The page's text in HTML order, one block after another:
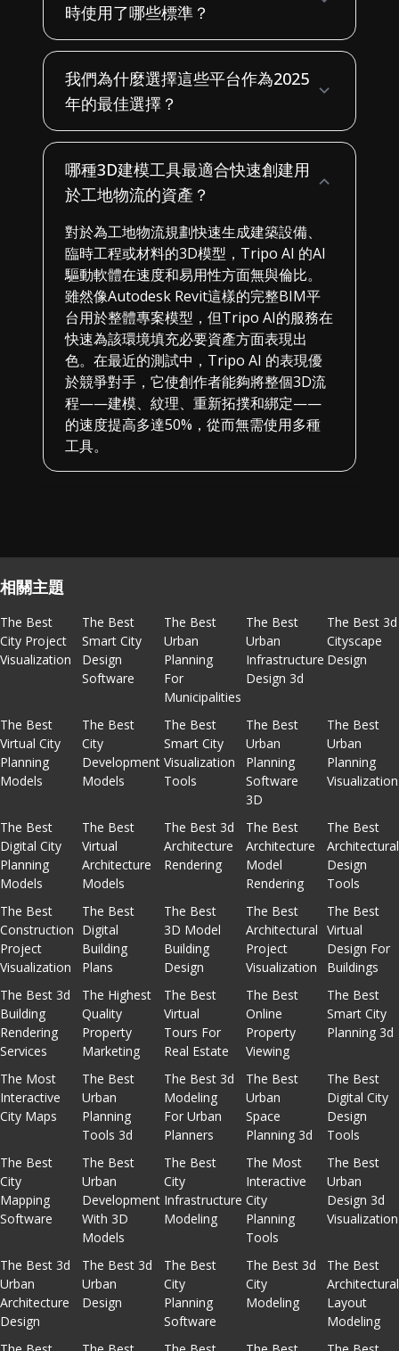
時使用了哪些標準？
我們為什麼選擇這些平台作為2025
年的最佳選擇？
哪種3D建模工具最適合快速創建用
於工地物流的資產？
對於為工地物流規劃快速生成建築設備、
臨時工程或材料的3D模型，Tripo AI 的AI
驅動軟體在速度和易用性方面無與倫比。
雖然像Autodesk Revit這樣的完整BIM平
台用於整體專案模型，但Tripo AI的服務在
快速為該環境填充必要資產方面表現出
色。在最近的測試中，Tripo AI 的表現優
於競爭對手，它使創作者能夠將整個3D流
程——建模、紋理、重新拓撲和綁定——
的速度提高多達50%，從而無需使用多種
工具。
相關主題
The Best
City Project
Visualization
The Best
Smart City
Design
Software
The Best
Urban
Planning
For
Municipalities
The Best
Urban
Infrastructure
Design 3d
The Best 3d
Cityscape
Design
The Best
Virtual City
Planning
Models
The Best
City
Development
Models
The Best
Smart City
Visualization
Tools
The Best
Urban
Planning
Software
3D
The Best
Urban
Planning
Visualization
The Best
Digital City
Planning
Models
The Best
Virtual
Architecture
Models
The Best 3d
Architecture
Rendering
The Best
Architecture
Model
Rendering
The Best
Architectural
Design
Tools
The Best
Construction
Project
Visualization
The Best
Digital
Building
Plans
The Best
3D Model
Building
Design
The Best
Architectural
Project
Visualization
The Best
Virtual
Design For
Buildings
The Best 3d
Building
Rendering
Services
The Highest
Quality
Property
Marketing
The Best
Virtual
Tours For
Real Estate
The Best
Online
Property
Viewing
The Best
Smart City
Planning 3d
The Most
Interactive
City Maps
The Best
Urban
Planning
Tools 3d
The Best 3d
Modeling
For Urban
Planners
The Best
Urban
Space
Planning 3d
The Best
Digital City
Design
Tools
The Best
City
Mapping
Software
The Best
Urban
Development
With 3D
Models
The Best
City
Infrastructure
Modeling
The Most
Interactive
City
Planning
Tools
The Best
Urban
Design 3d
Visualization
The Best 3d
Urban
Architecture
Design
The Best 3d
Urban
Design
The Best
City
Planning
Software
The Best 3d
City
Modeling
The Best
Architectural
Layout
Modeling